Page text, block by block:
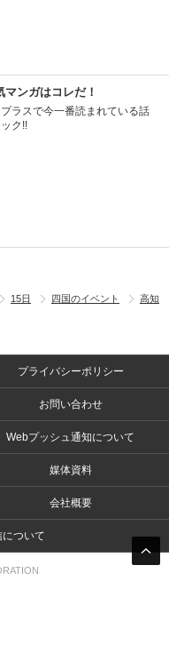
マンガはコレだ！
ラスで今一番読まれている話
ク!!
15日 四国のイベント
高知
プライバシーポリシー
お問い合わせ
Webプッシュ通知について
媒体資料
会社概要
ついて